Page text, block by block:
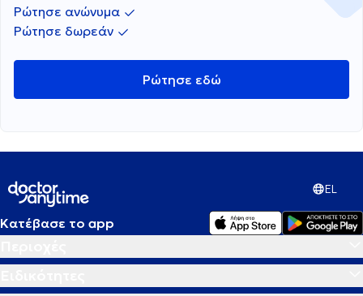
Ρώτησε ανώνυμα
Ρώτησε δωρεάν
Ρώτησε εδώ
EL
Κατέβασε το app